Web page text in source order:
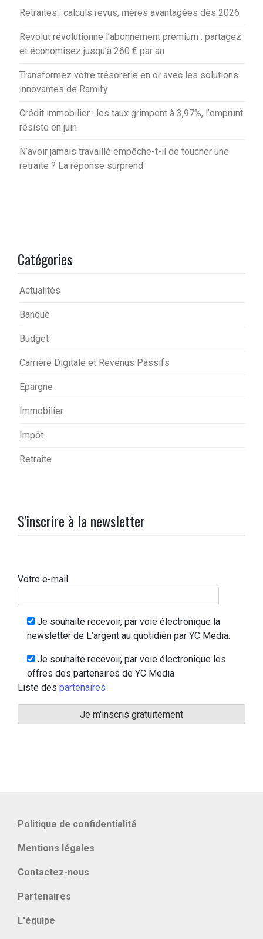
Retraites : calculs revus, mères avantagées dès 2026
Revolut révolutionne l’abonnement premium : partagez
et économisez jusqu’à 260 € par an
Transformez votre trésorerie en or avec les solutions
innovantes de Ramify
Crédit immobilier : les taux grimpent à 3,97%, l’emprunt
résiste en juin
N’avoir jamais travaillé empêche-t-il de toucher une
retraite ? La réponse surprend
Catégories
Actualités
Banque
Budget
Carrière Digitale et Revenus Passifs
Epargne
Immobilier
Impôt
Retraite
S'inscrire à la newsletter
Votre e-mail
Je souhaite recevoir, par voie électronique la
newsletter de L'argent au quotidien par YC Media.
Je souhaite recevoir, par voie électronique les
offres des partenaires de YC Media
Liste des partenaires
Politique de confidentialité
Mentions légales
Contactez-nous
Partenaires
L'équipe